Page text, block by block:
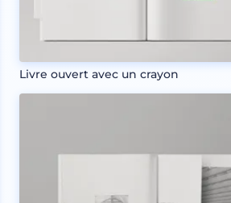
Livre ouvert avec un crayon